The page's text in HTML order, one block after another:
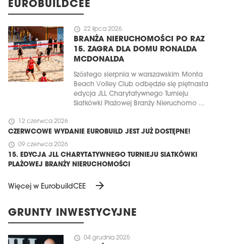
EUROBUILDCEE
schedule 22 lipca 2026
BRANŻA NIERUCHOMOŚCI PO RAZ
15. ZAGRA DLA DOMU RONALDA
MCDONALDA
Szóstego sierpnia w warszawskim Monta
Beach Volley Club odbędzie się piętnasta
edycja JLL Charytatywnego Turnieju
Siatkówki Plażowej Branży Nieruchomo ...
schedule 12 czerwca 2026
CZERWCOWE WYDANIE EUROBUILD JEST JUŻ DOSTĘPNE!
schedule 09 czerwca 2026
15. EDYCJA JLL CHARYTATYWNEGO TURNIEJU SIATKÓWKI
PLAŻOWEJ BRANŻY NIERUCHOMOŚCI
Więcej w EurobuildCEE arrow_forward
GRUNTY INWESTYCYJNE
schedule 04 grudnia 2025